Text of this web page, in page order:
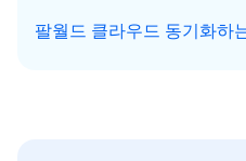
팔월드 클라우드 동기화하